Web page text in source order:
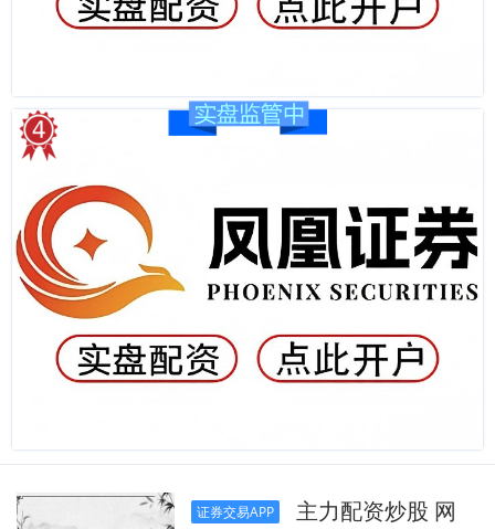
证券交易APP